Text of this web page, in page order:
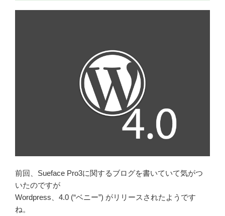
前回、Sueface Pro3に関するブログを書いていて気がつ
いたのですが
Wordpress、4.0 (“ベニー”) がリリースされたようです
ね。